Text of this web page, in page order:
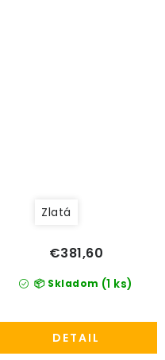
Zlatá
📦 Skladom (1 ks)
€381,60
DETAIL